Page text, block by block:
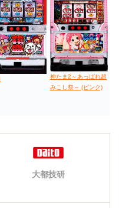
神たま2～あっぱれ超
みこし祭～ (ピンク)
大都技研